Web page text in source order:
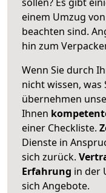
einem Umzug
beachten sind.
hin zum
Wenn Sie durch
nicht wissen, was
übernehmen
Ihnen
einer Checkliste.
Dienste in
sich zurück.
Erfahrung in der
sich Angebote.